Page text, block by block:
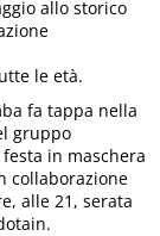
allo storico
le età.
fa tappa nella
gruppo
in maschera
collaborazione
alle 21, serata